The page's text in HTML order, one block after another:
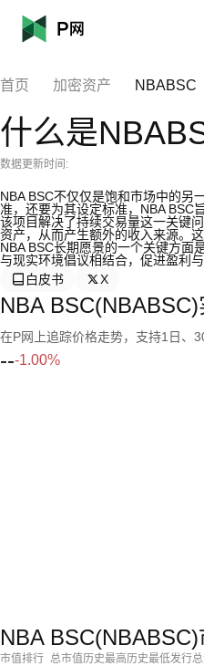
首页 加密资产 NBABSC
什么是
数据更新时间:
NBA BSC不仅仅是饱和市场中的另
准，还要为其设定标准，NBA BSC
该项目解决了持续交易量这一关键
资产，从而产生额外的收入来源。
NBA BSC长期愿景的一个关键方面
与现实环境倡议相结合，促进盈利
白皮书
X
NBA
在P网上追踪价格走势，支持1日、
---1.00%
NBA
市值排行 总市值历史最高历史最低发行